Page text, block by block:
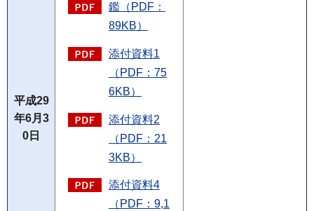
平成29
年6月3
0日
鑑（PDF：
89KB）
添付資料1
（PDF：75
6KB）
添付資料2
（PDF：21
3KB）
添付資料4
（PDF：9,1